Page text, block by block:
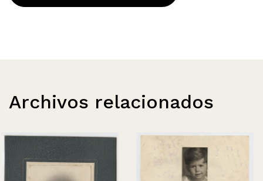
Archivos relacionados